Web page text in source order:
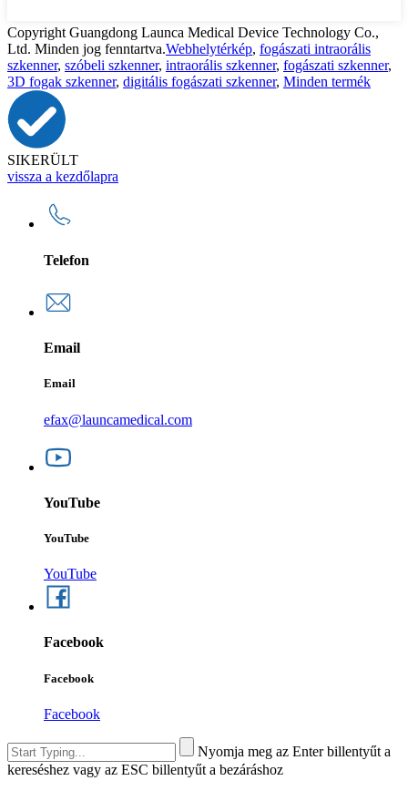
Copyright Guangdong Launca Medical Device Technology Co.,
Ltd. Minden jog fenntartva.Webhelytérkép, fogászati ​​intraorális
szkenner, szóbeli szkenner, intraorális szkenner, fogászati ​​szkenner,
3D fogak szkenner, digitális fogászati ​​szkenner, Minden termék
SIKERÜLT
vissza a kezdőlapra
Telefon
Email
Email
efax@launcamedical.com
YouTube
YouTube
YouTube
Facebook
Facebook
Facebook
Nyomja meg az Enter billentyűt a
kereséshez vagy az ESC billentyűt a bezáráshoz